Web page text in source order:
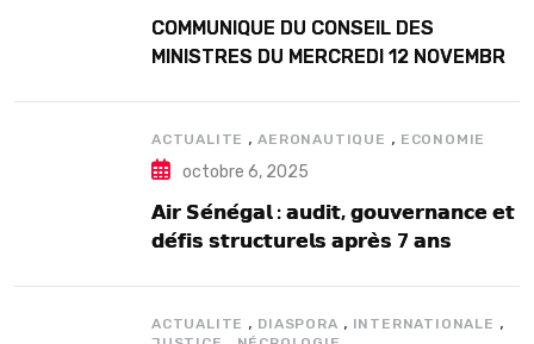
COMMUNIQUE DU CONSEIL DES
MINISTRES DU MERCREDI 12 NOVEMBRE
ACTUALITE ,AERONAUTIQUE , ECONOMIE
octobre 6, 2025
𝗔𝗶𝗿 𝗦𝗲́𝗻𝗲́𝗴𝗮𝗹 : 𝗮𝘂𝗱𝗶𝘁, 𝗴𝗼𝘂𝘃𝗲𝗿𝗻𝗮𝗻𝗰𝗲 𝗲𝘁
𝗱𝗲́𝗳𝗶𝘀 𝘀𝘁𝗿𝘂𝗰𝘁𝘂𝗿𝗲𝗹𝘀 𝗮𝗽𝗿𝗲̀𝘀 7 𝗮𝗻𝘀
ACTUALITE , DIASPORA , INTERNATIONALE ,